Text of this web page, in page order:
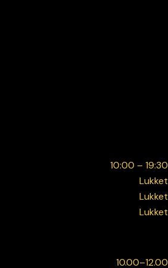
10:00 – 19:30
Lukket
Lukket
Lukket
10.00–12.00